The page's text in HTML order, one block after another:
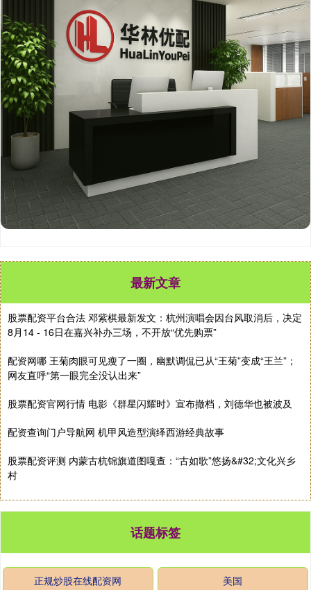
最新文章
股票配资平台合法 邓紫棋最新发文：杭州演唱会因台风取消后，决定
8月14 - 16日在嘉兴补办三场，不开放“优先购票”
配资网哪 王菊肉眼可见瘦了一圈，幽默调侃已从“王菊”变成“王兰”；
网友直呼“第一眼完全没认出来”
股票配资官网行情 电影《群星闪耀时》宣布撤档，刘德华也被波及
配资查询门户导航网 机甲风造型演绎西游经典故事
股票配资评测 内蒙古杭锦旗道图嘎查：“古如歌”悠扬&#32;文化兴乡
村
话题标签
正规炒股在线配资网 美国